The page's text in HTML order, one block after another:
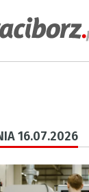
16.07.2026